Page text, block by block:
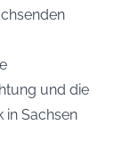
und die
in Sachsen